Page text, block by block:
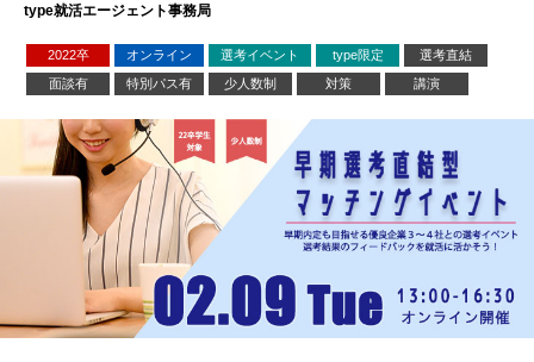
type就活エージェント事務局
2022卒 オンライン 選考イベント type限定
選考直結
面談有
特別パス有 少人数制 対策 講演